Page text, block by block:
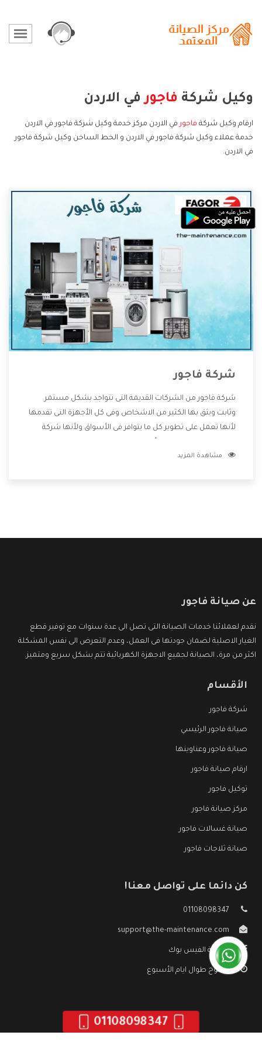
وكيل شركة فاجورفي الاردن
ارقام وكيل شركة فاجور في الاردن مركز خدمة وكيل شركة فاجور في الاردن
خدمة عملاء وكيل شركة فاجور في الاردن و الخط الساخن وكيل شركة فاجور
في الاردن.
شركة فاجور
شركة فاجور من الشركات القديمة التى تتواجد بشكل مستمر
وثابت ويثق بها الكثير من الاشخاص وفى كل الأجهزة التى تقدمها
لأنها تعمل على تطوير كل ما يتوافر فى الأسواق ولأنها شركة
وتقدم للعملاء أقوى العروض والخصومات التى تسهل على
مشاهدة المزيد
عن صيانة فاجور
نقدم لعملائنا خدمات الصيانة التى تصل الى عدة سنوات مع توفير قطع
الغيار الاصلية لضمان جودتها فى العمل، وعدم التعرض الى نفس المشكلة
اكثر من مرة، الصيانة لجميع الاجهزة الكهربائية تتم بشكل سريع ومتميز.
الأقسام
شركة فاجور
صيانة فاجور الرئيسي
صيانة فاجور وعناوينها
ارقام صيانة فاجور
توكيل فاجور
مركز صيانة فاجور
صيانة غسالات فاجور
صيانة ثلاجات فاجور
كن دائما على تواصل معنا!
01108098347
support@the-maintenance.com
صفحة الفيس بوك
مفتوح طوال ايام الأسبوع
01108098347